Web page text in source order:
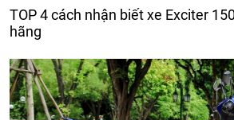
TOP 4 cách nhận biết xe Exciter
hãng